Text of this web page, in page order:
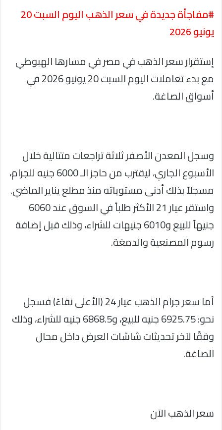
#مفاجأة جديدة في سعر الذهب اليوم السبت 20
يونيو 2026
إستقرار سعر الذهب في مصر في مسارها الهبوطي
مع بدء تعاملات اليوم السبت 20 يونيو 2026 في
أسواق الصاغة.
وسجل المعدن الأصفر ثلاثة تراجعات متتالية خلال
الأسبوع الجاري، ليقترب من حاجز الـ 6000 جنيه للجرام،
مسجلاً بذلك أدنى مستوياته منذ مطلع يناير الماضي.
واستقر عيار 21 الأكثر طلباً في السوق عند 6060
جنيهاً للبيع و6010 جنيهات للشراء، وذلك قبل إضافة
رسوم المصنعية والدمغة.
أما سعر جرام الذهب عيار 24 (الأعلى نقاءً) فسجل
نحو: 6925.75 جنيه للبيع، و6868.5 جنيه للشراء، وذلك
وفقًا لآخر تحديثات شاشات العرض داخل محال
الصاغة.
سعر الذهب الآن